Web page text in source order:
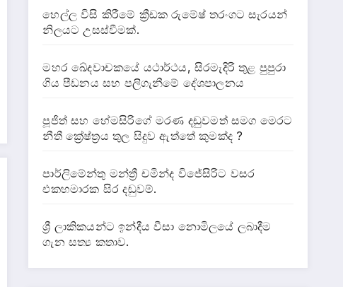
හෙල්ල විසි කිරීමේ ක්‍රීඩක රුමේෂ් තරංගට සැරයන්
නිලයට උසස්වීමක්.
මහර ඛේදවාචකයේ යථාර්ථය, සිරමැදිරි තුළ පුපුරා
ගිය පීඩනය සහ පලිගැනීමේ දේශපාලනය
පූජිත් සහ හේමසිරිගේ මරණ දඩුවමත් සමග මෙරට
නීතී ක්‍රේෂ්ත්‍රය තුල සිදුව ඇත්තේ කුමක්ද ?
පාර්ලිමේන්තු මන්ත්‍රී චමින්ද විජේසිරිට වසර
එකහමාරක සිර දඬුවම්.
ශ්‍රී ලාකිකයන්ට ඉන්දීය වීසා නොමිලයේ ලබාදීම
ගැන සත්‍ය කතාව.